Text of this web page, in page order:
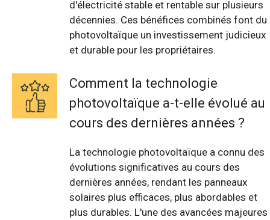
d'électricité stable et rentable sur plusieurs
décennies. Ces bénéfices combinés font du
photovoltaïque un investissement judicieux
et durable pour les propriétaires.
Comment la technologie
photovoltaïque a-t-elle évolué au
cours des dernières années ?
La technologie photovoltaïque a connu des
évolutions significatives au cours des
dernières années, rendant les panneaux
solaires plus efficaces, plus abordables et
plus durables. L'une des avancées majeures